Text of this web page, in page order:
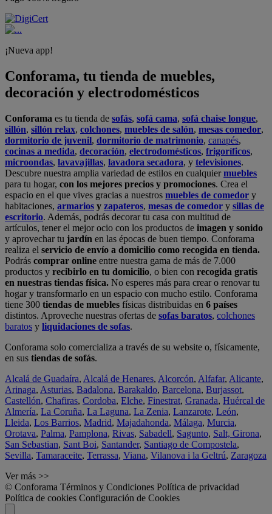
¡Nueva app!
Conforama, tu tienda de muebles,
decoración y electrodomésticos
Conforama es tu tienda de sofás, sofá cama, sofá chaise longue,
sillón, sillón relax, colchones, muebles de salón, mesas comedor,
dormitorio de juvenil, dormitorio de matrimonio, canapés,
cocinas a medida, decoración, electrodomésticos, frigoríficos,
microondas, lavavajillas, lavadora secadora, y televisiones.
Descubre nuestra amplia variedad de estilos en cualquiermuebles
para tu hogar, con los mejores precios y promociones. Crea el
espacio en el que vives gracias a nuestros muebles de comedor y
habitaciones, armarios y zapateros, mesas de comedor y sillas de
escritorio. Además, podrás decorar tu casa con multitud de
artículos, tener el mejor ocio con los productos de imagen y sonido
y aprovechar tu jardín en las épocas de buen tiempo. Conforama
realiza el servicio de envío a domicilio como recogida en tienda.
Podrás comprar online entre nuestra gama de más de 7.000
productos y recibirlo en tu domicilio, o bien con recogida gratis
en nuestras tiendas física. No esperes más para crear o renovar tu
hogar y transformarlo en un espacio con mucho estilo. Conforama
tiene 300 tiendas de muebles físicas distribuidas en 6 países
distintos. Aproveche nuestras ofertas de sofas baratos, colchones
baratos y liquidaciones de sofas.
Conforama solo comercializa a través de su website o, físicamente,
en sus tiendas de sofás.
Alcalá de Guadaíra, Alcalá de Henares, Alcorcón, Alfafar, Alicante,
Arinaga, Asturias, Badalona, Barakaldo, Barcelona, Burjassot,
Castellón, Chafiras, Cordoba, Elche, Finestrat, Granada, Huércal de
Almería, La Coruña, La Laguna, La Zenia, Lanzarote, León,
Lleida, Los Barrios, Madrid, Majadahonda, Málaga, Murcia,
Orotava, Palma, Pamplona, Rivas, Sabadell, Sagunto, Salt, Girona,
San Sebastian, Sant Boi, Santander, Santiago de Compostela,
Sevilla, Tamaraceite, Terrassa, Viana, Vilanova i la Geltrú, Zaragoza
Ver más >>
© Conforama Términos y Condiciones Política de privacidad
Política de cookies Configuración de Cookies